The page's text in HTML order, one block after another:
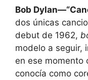
Bob
dos únicas
debut de 1962,
modelo a seguir,
en ese momento
conocía como